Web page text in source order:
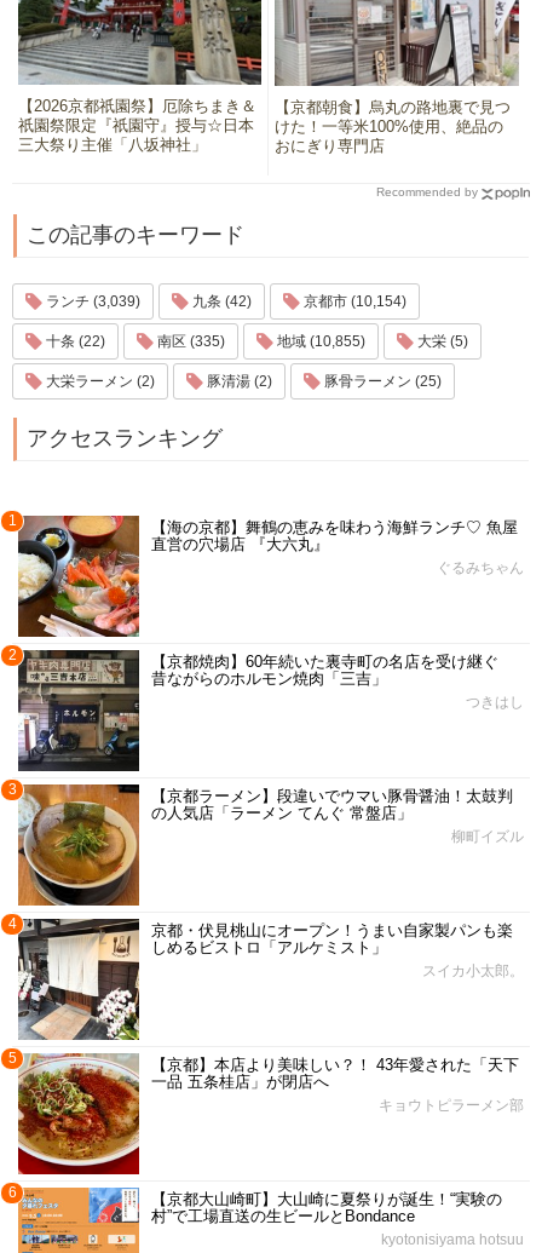
【2026京都祇園祭】厄除ちまき＆
祇園祭限定『祇園守』授与☆日本
三大祭り主催「八坂神社」
【京都朝食】烏丸の路地裏で見つ
けた！一等米100%使用、絶品の
おにぎり専門店
Recommended by
この記事のキーワード
ランチ (3,039) 九条 (42) 京都市 (10,154)
十条 (22) 南区 (335) 地域 (10,855) 大栄 (5)
大栄ラーメン (2) 豚清湯 (2) 豚骨ラーメン (25)
アクセスランキング
1
【海の京都】舞鶴の恵みを味わう海鮮ランチ♡ 魚屋
直営の穴場店 『大六丸』
ぐるみちゃん
2
【京都焼肉】60年続いた裏寺町の名店を受け継ぐ
昔ながらのホルモン焼肉「三吉」
つきはし
3
【京都ラーメン】段違いでウマい豚骨醤油！太鼓判
の人気店「ラーメン てんぐ 常盤店」
柳町イズル
4
京都・伏見桃山にオープン！うまい自家製パンも楽
しめるビストロ「アルケミスト」
スイカ小太郎。
5
【京都】本店より美味しい？！ 43年愛された「天下
一品 五条桂店」が閉店へ
キョウトピラーメン部
6
【京都大山崎町】大山崎に夏祭りが誕生！“実験の
村”で工場直送の生ビールとBondance
kyotonisiyama hotsuu